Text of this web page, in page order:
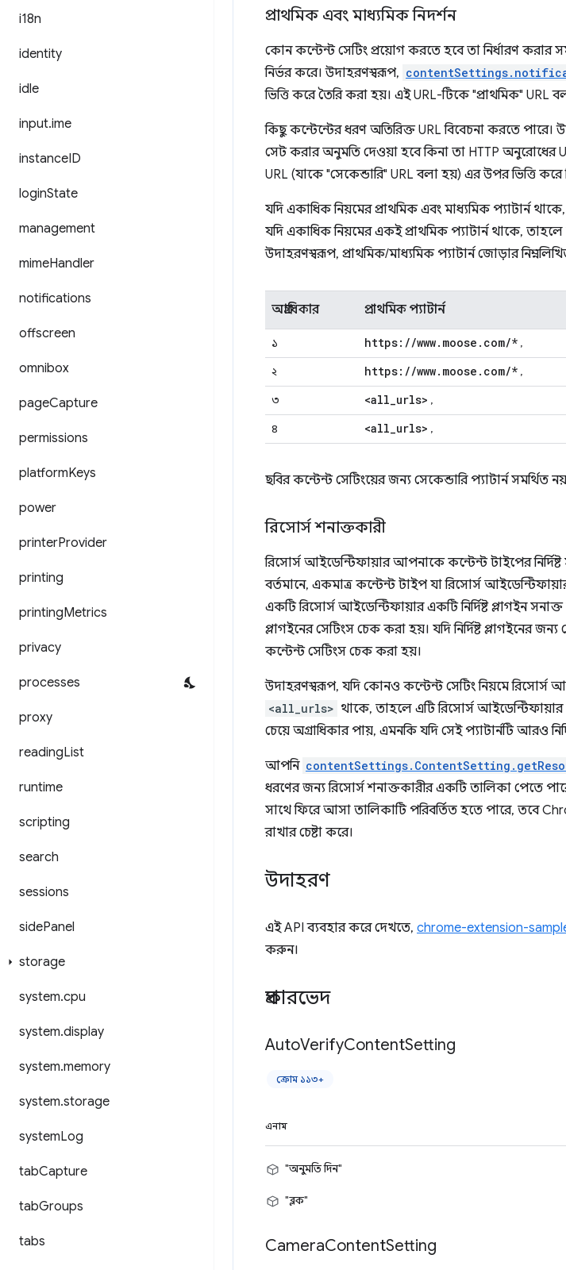
i18n
identity
idle
input.ime
instanceID
loginState
management
mimeHandler
notifications
offscreen
omnibox
pageCapture
permissions
platformKeys
power
printerProvider
printing
printingMetrics
privacy
processes
proxy
readingList
runtime
scripting
search
sessions
sidePanel
storage
system.cpu
system.display
system.memory
system.storage
systemLog
tabCapture
tabGroups
tabs
প্রাথমিক এবং মাধ্যমিক নিদর্শন
কোন কন্টেন্ট সেটিং প্রয়োগ করতে হবে তা নির্ধারণ
নির্ভর করে। উদাহরণস্বরূপ,
ভিত্তি করে তৈরি করা হয়। এই URL-টিকে "প্রাথমিক" URL
কিছু কন্টেন্টের ধরণ অতিরিক্ত URL বিবেচনা করতে
সেট করার অনুমতি দেওয়া হবে কিনা তা HTTP অনুরোধের
URL (যাকে "সেকেন্ডারি" URL বলা হয়) এর উপর ভিত্তি করে
যদি একাধিক নিয়মের প্রাথমিক এবং মাধ্যমিক প্যাটার্ন থাকে,
যদি একাধিক নিয়মের একই প্রাথমিক প্যাটার্ন থাকে, তাহলে
উদাহরণস্বরূপ, প্রাথমিক/মাধ্যমিক প্যাটার্ন জোড়ার
অগ্রাধিকার প্রাথমিক প্যাটার্ন
১ https: //www. moose . com/* ,
২ https: //www. moose . com/* ,
৩ <all_urls> ,
৪ <all_urls> ,
ছবির কন্টেন্ট সেটিংয়ের জন্য সেকেন্ডারি প্যাটার্ন সমর্থিত
রিসোর্স শনাক্তকারী
রিসোর্স আইডেন্টিফায়ার আপনাকে কন্টেন্ট টাইপের
বর্তমানে, একমাত্র কন্টেন্ট টাইপ যা রিসোর্স
একটি রিসোর্স আইডেন্টিফায়ার একটি নির্দিষ্ট প্লাগইন
প্লাগইনের সেটিংস চেক করা হয়। যদি নির্দিষ্ট প্লাগইনের
কন্টেন্ট সেটিংস চেক করা হয়।
উদাহরণস্বরূপ, যদি কোনও কন্টেন্ট সেটিং নিয়মে রিসোর্স
<all_urls> থাকে, তাহলে এটি রিসোর্স আইডেন্টিফায়ার
চেয়ে অগ্রাধিকার পায়, এমনকি যদি সেই প্যাটার্নটি আরও
আপনি
ধরণের জন্য রিসোর্স শনাক্তকারীর একটি তালিকা পেতে
সাথে ফিরে আসা তালিকাটি পরিবর্তিত হতে পারে, তবে
রাখার চেষ্টা করে।
উদাহরণ
এই API ব্যবহার করে দেখতে, chrome-extension-
করুন।
প্রকারভেদ
AutoVerifyContentSetting
ক্রোম ১১৩+
এনাম
"অনুমতি দিন"
"ব্লক"
CameraContentSetting